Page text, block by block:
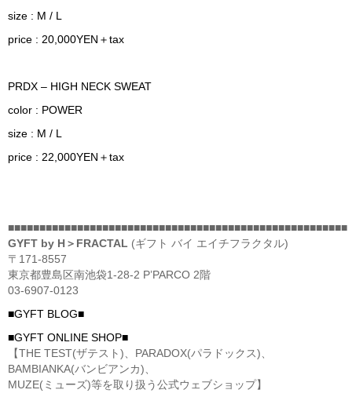
size : M / L
price : 20,000YEN＋tax
PRDX – HIGH NECK SWEAT
color : POWER
size : M / L
price : 22,000YEN＋tax
■■■■■■■■■■■■■■■■■■■■■■■■■■■■■■■■■■■■■■■■■■■■■■■■■■■■■■
GYFT by H＞FRACTAL (ギフト バイ エイチフラクタル)
〒171-8557
東京都豊島区南池袋1-28-2 P’PARCO 2階
03-6907-0123
■GYFT BLOG■
■GYFT ONLINE SHOP■
【THE TEST(ザテスト)、PARADOX(パラドックス)、
BAMBIANKA(バンビアンカ)、
MUZE(ミューズ)等を取り扱う公式ウェブショップ】